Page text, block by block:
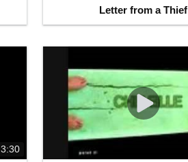
Letter from a Thief
3:30